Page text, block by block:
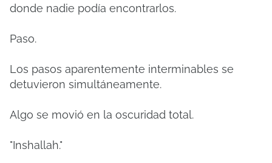
donde nadie podía encontrarlos.
Paso.
Los pasos aparentemente interminables se
detuvieron simultáneamente.
Algo se movió en la oscuridad total.
"Inshallah."